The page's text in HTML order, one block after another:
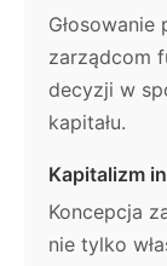
zarządcom
decyzji w
kapitału.
Kapitalizm
Koncepcja
nie tylko